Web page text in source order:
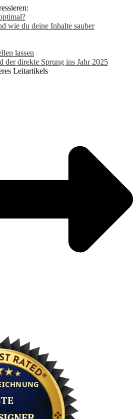
wie du deine Inhalte sauber
lassen
der direkte Sprung ins Jahr 2025
Leitartikels